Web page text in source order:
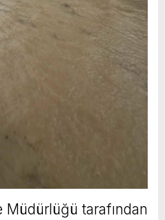
tarafından